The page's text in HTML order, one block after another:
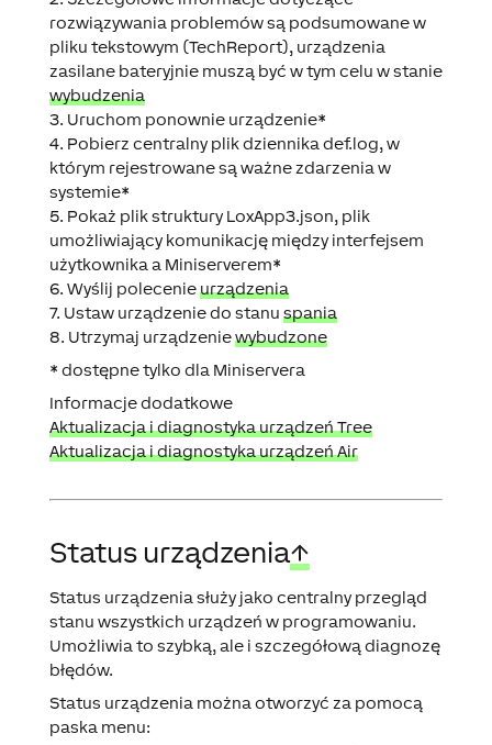
rozwiązywania problemów są podsumowane w
pliku tekstowym (TechReport), urządzenia
zasilane bateryjnie muszą być w tym celu w stanie
wybudzenia
3. Uruchom ponownie urządzenie*
4. Pobierz centralny plik dziennika def.log, w
którym rejestrowane są ważne zdarzenia w
systemie*
5. Pokaż plik struktury LoxApp3.json, plik
umożliwiający komunikację między interfejsem
użytkownika a Miniserverem*
6. Wyślij polecenieurządzenia
7. Ustaw urządzenie do stanu spania
8. Utrzymaj urządzeniewybudzone
* dostępne tylko dla Miniservera
Informacje dodatkowe
Aktualizacja i diagnostyka urządzeń Tree
Aktualizacja i diagnostyka urządzeń Air
Status urządzenia↑
Status urządzenia służy jako centralny przegląd
stanu wszystkich urządzeń w programowaniu.
Umożliwia to szybką, ale i szczegółową diagnozę
błędów.
Status urządzenia można otworzyć za pomocą
paska menu: